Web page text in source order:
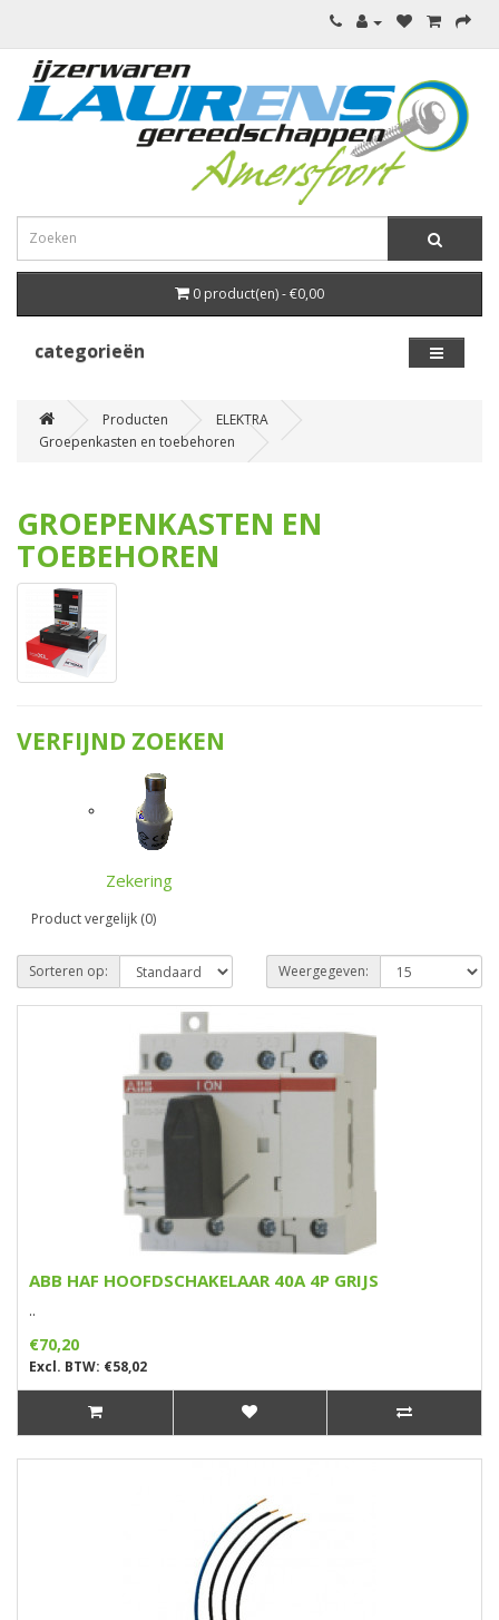
0 product(en) - €0,00
categorieën
Producten
ELEKTRA
Groepenkasten en toebehoren
GROEPENKASTEN EN
TOEBEHOREN
VERFIJND ZOEKEN
Zekering
Product vergelijk (0)
Sorteren op: Weergegeven:
ABB HAF HOOFDSCHAKELAAR 40A 4P GRIJS
..
€70,20
Excl. BTW: €58,02